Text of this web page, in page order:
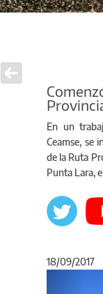
En un
Ceamse, se
de la Ruta
Punta Lara,
18/09/2017